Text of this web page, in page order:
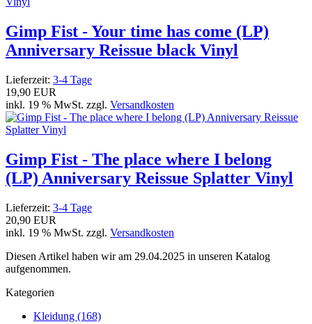
Gimp Fist - Your time has come (LP)
Anniversary Reissue black Vinyl
Lieferzeit: 3-4 Tage
19,90 EUR
inkl. 19 % MwSt. zzgl. Versandkosten
Gimp Fist - The place where I belong
(LP) Anniversary Reissue Splatter Vinyl
Lieferzeit: 3-4 Tage
20,90 EUR
inkl. 19 % MwSt. zzgl. Versandkosten
Diesen Artikel haben wir am 29.04.2025 in unseren Katalog
aufgenommen.
Kategorien
Kleidung (168)